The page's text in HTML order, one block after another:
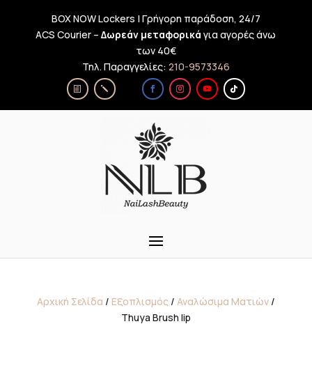
BOX NOW Lockers | Γρήγορη παράδοση, 24/7
ACS Courier –Δωρεάν μεταφορικά για αγορές άνω
των 40€
Τηλ. Παραγγελίες: 210-9573346
Αρχική Σελίδα / Εξοπλισμός/ Αναλώσιμα Ματιών/
Thuya Brush lip